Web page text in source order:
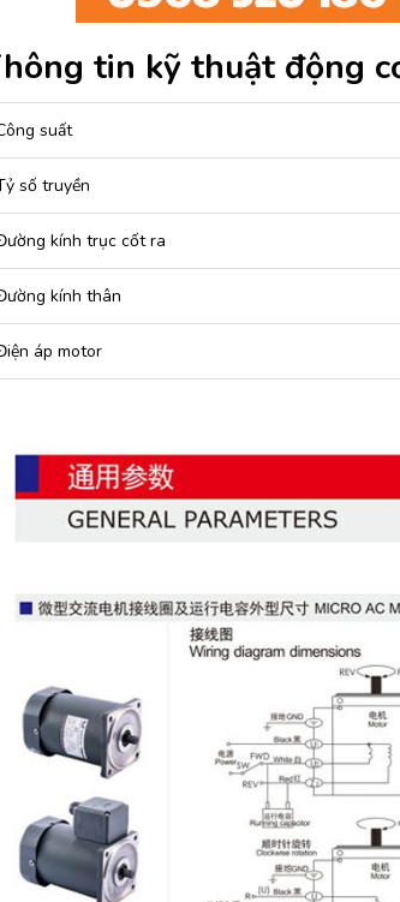
tin kỹ thuật động
suất
số truyền
kính trục cốt ra
kính thân
áp motor